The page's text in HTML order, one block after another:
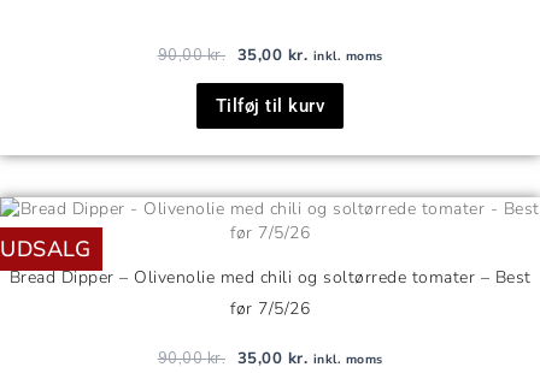
90,00kr. 35,00 kr. inkl. moms
Tilføj til kurv
UDSALG
Bread Dipper – Olivenolie med chili og soltørrede tomater – Best
før 7/5/26
90,00kr.
Den
oprindelige
pris
var:
90,00 kr..
35,00 kr.
Den
aktuelle
35,00 kr..
inkl. moms